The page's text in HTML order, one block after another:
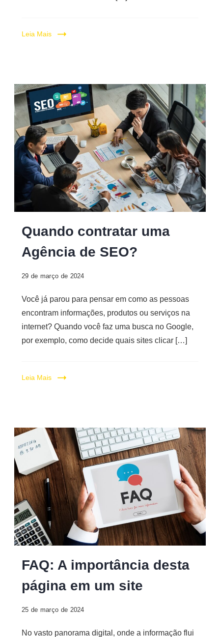
Leia Mais
contratar
uma
de
Quando contratar uma
Agência de SEO?
29 de março de 2024
Você já parou para pensar em como as pessoas
encontram informações, produtos ou serviços na
internet? Quando você faz uma busca no Google,
por exemplo, como decide quais sites clicar […]
Leia Mais
FAQ: A importância desta
página em um site
25 de março de 2024
No vasto panorama digital, onde a informação flui